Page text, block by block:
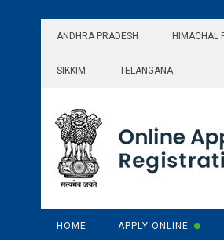
ANDHRA PRADESH HIMACHAL
SIKKIM TELANGANA
HOME APPLY ONLINE